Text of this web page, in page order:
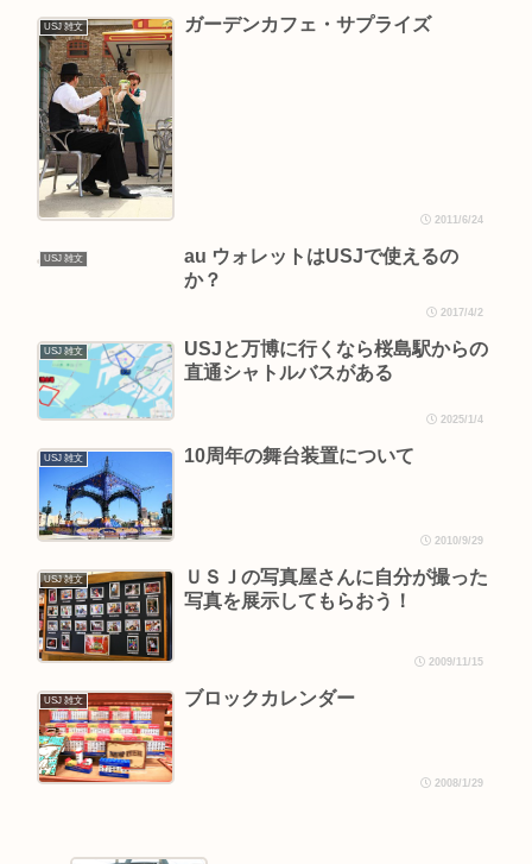
USJ 雑文 ガーデンカフェ・サプライズ
2011/6/24
USJ 雑文
au ウォレットはUSJで使えるの
か？
2017/4/2
USJ 雑文
USJと万博に行くなら桜島駅からの
直通シャトルバスがある
2025/1/4
USJ 雑文 10周年の舞台装置について
2010/9/29
USJ 雑文
ＵＳＪの写真屋さんに自分が撮った
写真を展示してもらおう！
2009/11/15
USJ 雑文 ブロックカレンダー
2008/1/29